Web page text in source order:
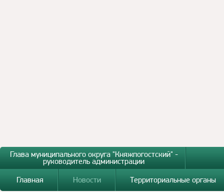
Глава муниципального округа "Княжпогостский" -
руководитель администрации
Главная
Новости Территориальные органы